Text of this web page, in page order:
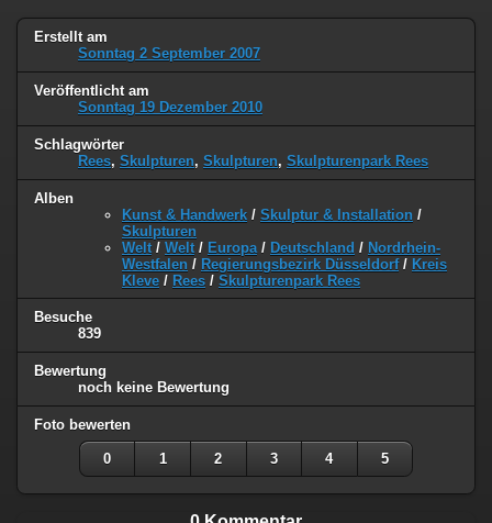
Erstellt am
Sonntag 2 September 2007
Veröffentlicht am
Sonntag 19 Dezember 2010
Schlagwörter
Rees, Skulpturen, Skulpturen, Skulpturenpark Rees
Alben
Kunst & Handwerk / Skulptur & Installation /
Skulpturen
Welt / Welt / Europa / Deutschland / Nordrhein-
Westfalen / Regierungsbezirk Düsseldorf/ Kreis
Kleve / Rees / Skulpturenpark Rees
Besuche
839
Bewertung
noch keine Bewertung
Foto bewerten
0 1 2 3 4 5